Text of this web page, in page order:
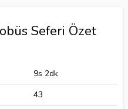
Seferi Özet
9s 2dk
43